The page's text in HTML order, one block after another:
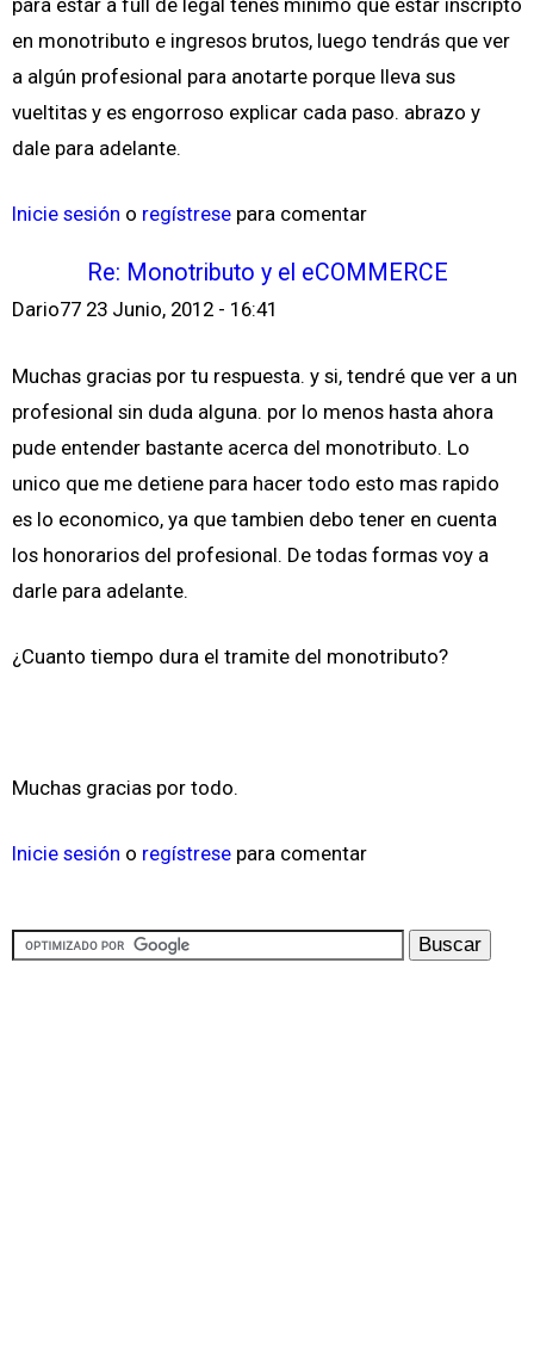
para estar a full de legal tenés mínimo que estar inscripto
en monotributo e ingresos brutos, luego tendrás que ver
a algún profesional para anotarte porque lleva sus
vueltitas y es engorroso explicar cada paso. abrazo y
dale para adelante.
Inicie sesión o regístrese para comentar
Re: Monotributo y el eCOMMERCE
Dario77 23 Junio, 2012 - 16:41
Muchas gracias por tu respuesta. y si, tendré que ver a un
profesional sin duda alguna. por lo menos hasta ahora
pude entender bastante acerca del monotributo. Lo
unico que me detiene para hacer todo esto mas rapido
es lo economico, ya que tambien debo tener en cuenta
los honorarios del profesional. De todas formas voy a
darle para adelante.
¿Cuanto tiempo dura el tramite del monotributo?
Muchas gracias por todo.
Inicie sesión o regístrese para comentar